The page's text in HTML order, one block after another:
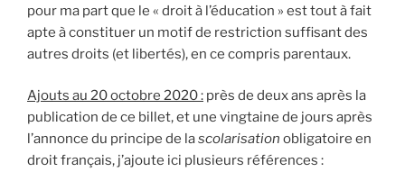
pour ma part que le « droit à l’éducation » est tout à fait
apte à constituer un motif de restriction suffisant des
autres droits (et libertés), en ce compris parentaux.
Ajouts au 20 octobre 2020 : près de deux ans après la
publication de ce billet, et une vingtaine de jours après
l’annonce du principe de lascolarisation obligatoire en
droit français, j’ajoute ici plusieurs références :